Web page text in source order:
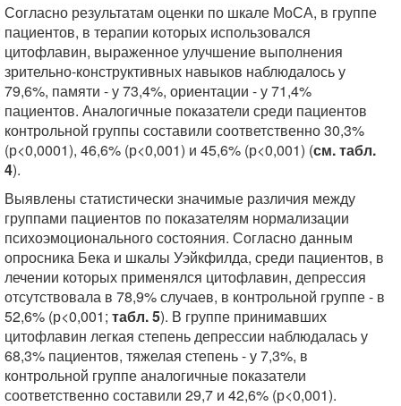
Согласно результатам оценки по шкале МоСА, в группе
пациентов, в терапии которых использовался
цитофлавин, выраженное улучшение выполнения
зрительно-конструктивных навыков наблюдалось у
79,6%, памяти - у 73,4%, ориентации - у 71,4%
пациентов. Аналогичные показатели среди пациентов
контрольной группы составили соответственно 30,3%
(р<0,0001), 46,6% (р<0,001) и 45,6% (р<0,001) (см. табл.
4).
Выявлены статистически значимые различия между
группами пациентов по показателям нормализации
психоэмоционального состояния. Согласно данным
опросника Бека и шкалы Уэйкфилда, среди пациентов, в
лечении которых применялся цитофлавин, депрессия
отсутствовала в 78,9% случаев, в контрольной группе - в
52,6% (р<0,001; табл. 5). В группе принимавших
цитофлавин легкая степень депрессии наблюдалась у
68,3% пациентов, тяжелая степень - у 7,3%, в
контрольной группе аналогичные показатели
соответственно составили 29,7 и 42,6% (р<0,001).